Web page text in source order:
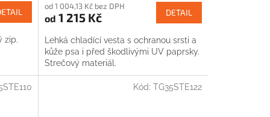
zip.
od 1 004,13 Kč bez DPH
od 1 215 Kč DETAIL
Lehká chladící vesta s ochranou srsti a
kůže psa i před škodlivými UV paprsky.
Strečový materiál.
Kód: TG35STE122